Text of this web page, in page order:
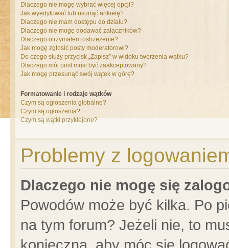
Dlaczego nie mogę wybrać więcej opcji?
Jak wyedytować lub usunąć ankietę?
Dlaczego nie mam dostępu do działu?
Dlaczego nie mogę dodawać załączników?
Dlaczego otrzymałem ostrzeżenie?
Jak mogę zgłosić posty moderatorowi?
Do czego służy przycisk „Zapisz” w widoku tworzenia wątku?
Dlaczego mój post musi być zaakceptowany?
Jak mogę przesunąć swój wątek w górę?
Formatowanie i rodzaje wątków
Czym są ogłoszenia globalne?
Czym są ogłoszenia?
Czym są wątki przyklejone?
Problemy z
Dlaczego nie mogę się
Powodów może być kilka. Po
na tym forum? Jeżeli nie, to